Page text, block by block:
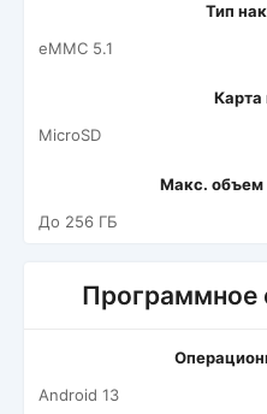
Тип
eMMC 5.1
Карта
MicroSD
Макс. объем
До 256 ГБ
Программное
Android 13